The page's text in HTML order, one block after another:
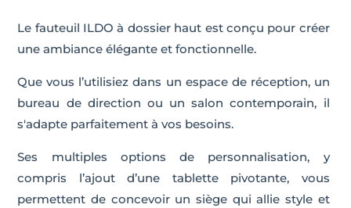
Le fauteuil ILDO à dossier haut est conçu pour créer
une ambiance élégante et fonctionnelle.
Que vous l’utilisiez dans un espace de réception, un
bureau de direction ou un salon contemporain, il
s'adapte parfaitement à vos besoins.
Ses multiples options de personnalisation, y
compris l’ajout d’une tablette pivotante, vous
permettent de concevoir un siège qui allie style et